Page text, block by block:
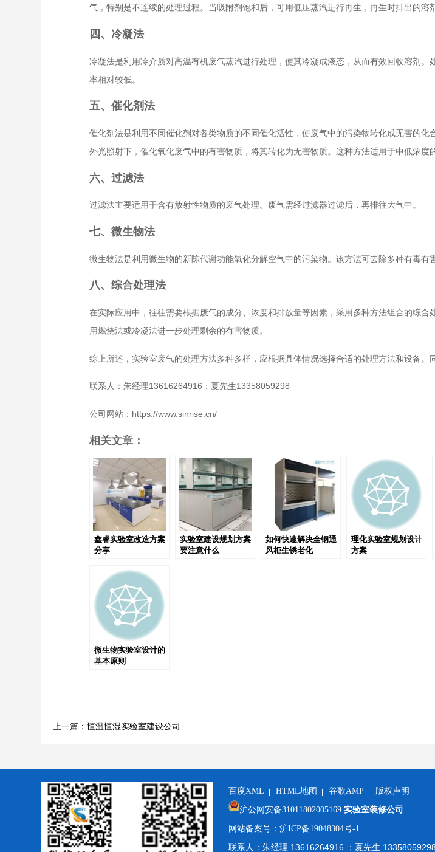
气，特别是不连续的处理过程。当吸附剂饱和后，可用低压蒸汽进行再生，再生时排出的溶
四、冷凝法
冷凝法是利用冷介质对高温有机废气蒸汽进行处理，使其冷凝成液态，从而有效回收溶剂
率相对较低。
五、催化剂法
催化剂法是利用不同催化剂对各类物质的不同催化活性，使废气中的污染物转化成无害的
外光照射下，催化氧化废气中的有害物质，将其转化为无害物质。这种方法适用于中低浓度
六、过滤法
过滤法主要适用于含有放射性物质的废气处理。废气需经过滤器过滤后，再排往大气中。
七、微生物法
微生物法是利用微生物的新陈代谢功能氧化分解空气中的污染物。该方法可去除多种有毒有
八、综合处理法
在实际应用中，往往需要根据废气的成分、浓度和排放量等因素，采用多种方法组合的综
用燃烧法或冷凝法进一步处理剩余的有害物质。
综上所述，实验室废气的处理方法多种多样，应根据具体情况选择合适的处理方法和设备。
联系人：朱经理13616264916；夏先生13358059298
公司网站：https://www.sinrise.cn/
相关文章：
鑫睿实验室改造方案
分享
实验室建设规划方案
要注意什么
如何快速解决全钢通
风柜生锈老化
理化实验室规划设计
方案
微生物实验室设计的
基本原则
上一篇：恒温恒湿实验室建设公司
百度XML HTML地图 谷歌AMP 版权声明
沪公网安备31011802005169 实验室装修公司
网站备案号： 沪ICP备19048304号-1
联系人：朱经理 13616264916 ；夏先生